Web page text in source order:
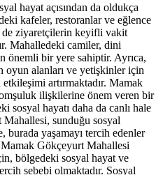
hayat açısından da oldukça
kafeler, restoranlar ve eğlence
de ziyaretçilerin keyifli vakit
Mahalledeki camiler, dini
önemli bir yere sahiptir. Ayrıca,
alanları ve yetişkinler için
artırmaktadır. Mamak
ilişkilerine önem veren bir
sosyal hayatı daha da canlı hale
sunduğu sosyal
yaşamayı tercih edenler
Mamak Gökçeyurt Mahallesi
bölgedeki sosyal hayat ve
sebebi olmaktadır. Sosyal